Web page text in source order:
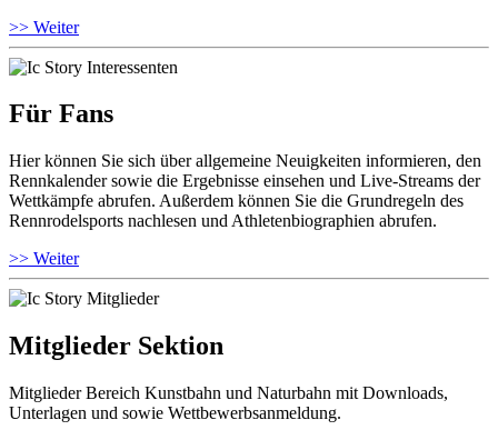
>> Weiter
Für Fans
Hier können Sie sich über allgemeine Neuigkeiten informieren, den
Rennkalender sowie die Ergebnisse einsehen und Live-Streams der
Wettkämpfe abrufen. Außerdem können Sie die Grundregeln des
Rennrodelsports nachlesen und Athletenbiographien abrufen.
>> Weiter
Mitglieder Sektion
Mitglieder Bereich Kunstbahn und Naturbahn mit Downloads,
Unterlagen und sowie Wettbewerbsanmeldung.